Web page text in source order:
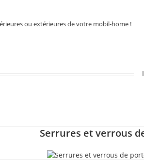
ou extérieures de votre mobil-home !
Serrures et verrous